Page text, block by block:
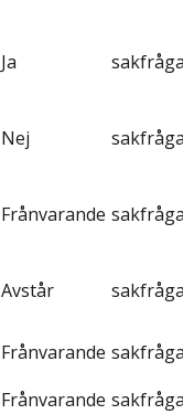
Ja
Nej
Frånvarande
Avstår
Frånvarande
Frånvarande